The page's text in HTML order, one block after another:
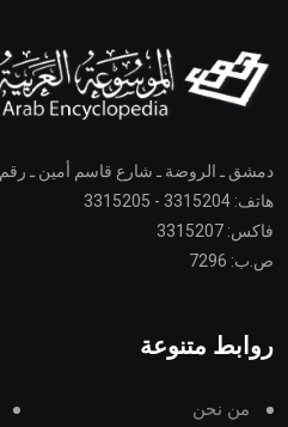
دمشق ـ الروضة ـ شارع قاسم أمين ـ رقم 39
هاتف: 3315204 - 3315205
فاكس: 3315207
ص.ب: 7296
روابط متنوعة
من نحن